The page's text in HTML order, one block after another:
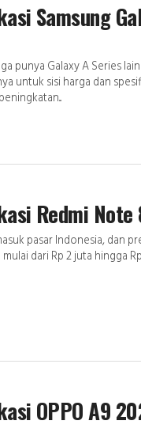
Samsung
punya Galaxy A Series
untuk sisi harga dan
Redmi Note
pasar Indonesia, dan
dari Rp 2 juta hingga
OPPO A9